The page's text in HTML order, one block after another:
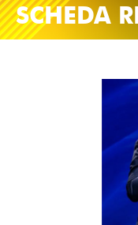
SCHEDA